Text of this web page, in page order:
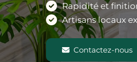
Rapidité et
Artisans locaux
Contactez-nous